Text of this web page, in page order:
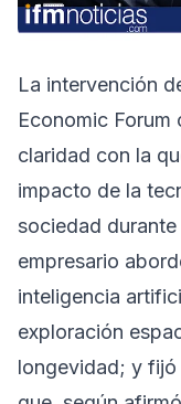
La intervención
Economic
claridad con la
impacto de la
sociedad
empresario
inteligencia
exploración
longevidad; y